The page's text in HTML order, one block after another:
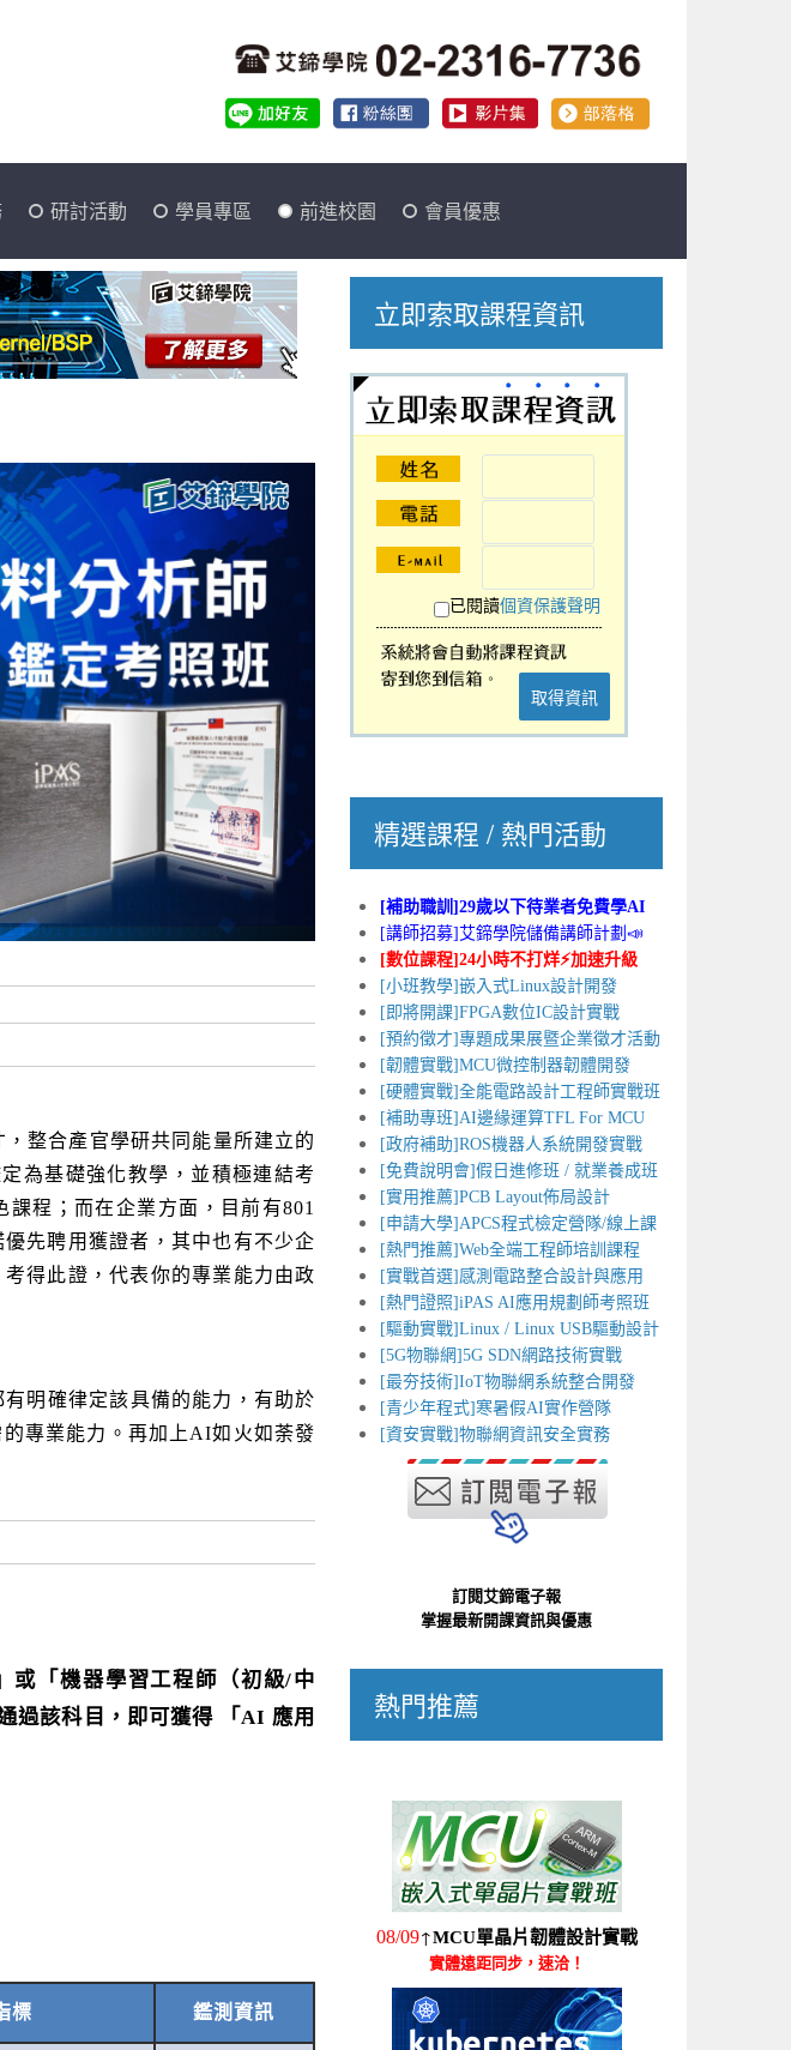
研討活動 學員專區 前進校園 會員優惠
整合產官學研共同能量所建立的
為基礎強化教學，並積極連結考
程；而在企業方面，目前有801
先聘用獲證者，其中也有不少企
得此證，代表你的專業能力由政
明確律定該具備的能力，有助於
專業能力。再加上AI如火如荼發
或「機器學習工程師（初級/中
過該科目，即可獲得
「AI 應用
標 鑑測資訊
立即索取課程資訊
已閱讀個資保護聲明
取得資訊
精選課程 / 熱門活動
[補助職訓]29歲以下待業者免費學AI
[講師招募]艾鍗學院儲備講師計劃📣
[數位課程]24小時不打烊⚡加速升級
[小班教學]嵌入式Linux設計開發
[即將開課]FPGA數位IC設計實戰
[預約徵才]專題成果展暨企業徵才活動
[韌體實戰]MCU微控制器韌體開發
[硬體實戰]全能電路設計工程師實戰班
[補助專班]AI邊緣運算TFL For MCU
[政府補助]ROS機器人系統開發實戰
[免費說明會]假日進修班 / 就業養成班
[實用推薦]PCB Layout佈局設計
[申請大學]APCS程式檢定營隊/線上課
[熱門推薦]Web全端工程師培訓課程
[實戰首選]感測電路整合設計與應用
[熱門證照]iPAS AI應用規劃師考照班
[驅動實戰]Linux / Linux USB驅動設計
[5G物聯網]5G SDN網路技術實戰
[最夯技術]IoT物聯網系統整合開發
[青少年程式]寒暑假AI實作營隊
[資安實戰]物聯網資訊安全實務
訂閱艾鍗電子報
掌握最新開課資訊與優惠
熱門推薦
08/09↑MCU單晶片韌體設計實戰
實體遠距同步，速洽！